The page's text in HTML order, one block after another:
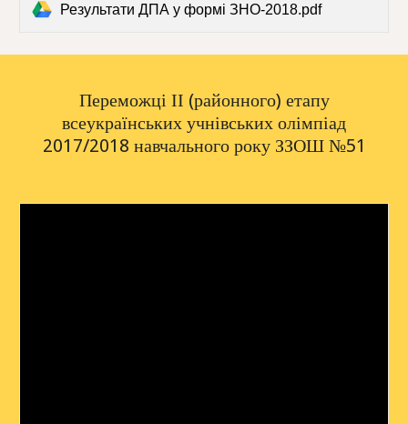
Результати ДПА у формі ЗНО-2018.pdf
Переможці ІІ (районного) етапу
всеукраїнських учнівських олімпіад
2017/2018 навчального року ЗЗОШ №51